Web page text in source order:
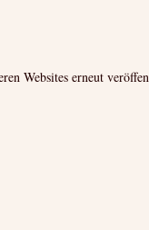
Websites erneut